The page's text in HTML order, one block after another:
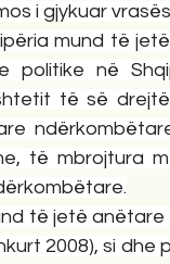
i gjykuar
mund të
politike në
të së
të mbrojtura
të jetë
2008), si